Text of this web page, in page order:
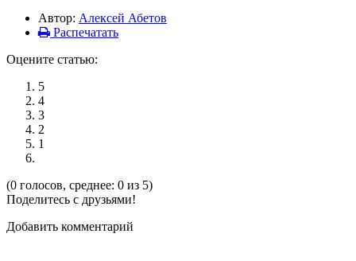
Автор: Алексей Абетов
Распечатать
Оцените статью:
5
4
3
2
1
(0 голосов, среднее: 0 из 5)
Поделитесь с друзьями!
Добавить комментарий